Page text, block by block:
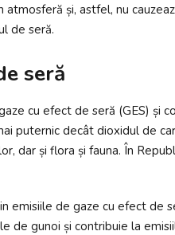
și, astfel, nu
de seră.
seră
cu efect de seră (GES)
puternic decât dioxidul de
dar și flora și fauna. În
de gaze cu efect de
de gunoi și contribuie la